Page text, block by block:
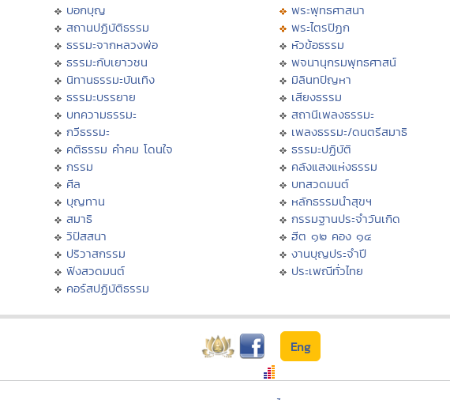
บอกบุญ
สถานปฏิบัติธรรม
ธรรมะจากหลวงพ่อ
ธรรมะกับเยาวชน
นิทานธรรมะบันเทิง
ธรรมะบรรยาย
บทความธรรมะ
กวีธรรมะ
คติธรรม คำคม โดนใจ
กรรม
ศีล
บุญทาน
สมาธิ
วิปัสสนา
ปริวาสกรรม
ฟังสวดมนต์
คอร์สปฏิบัติธรรม
พระพุทธศาสนา
พระไตรปิฏก
หัวข้อธรรม
พจนานุกรมพุทธศาสน์
มิลินทปัญหา
เสียงธรรม
สถานีเพลงธรรมะ
เพลงธรรมะ/ดนตรีสมาธิ
ธรรมะปฏิบัติ
คลังแสงแห่งธรรม
บทสวดมนต์
หลักธรรมนำสุขฯ
กรรมฐานประจำวันเกิด
ฮีต ๑๒ คอง ๑๔
งานบุญประจำปี
ประเพณีทั่วไทย
Eng